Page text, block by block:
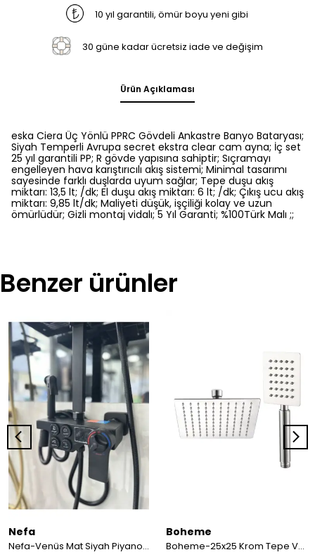
10 yıl garantili, ömür boyu yeni gibi
30 güne kadar ücretsiz iade ve değişim
Ürün Açıklaması
eska Ciera Üç Yönlü PPRC Gövdeli Ankastre Banyo Bataryası;
Siyah Temperli Avrupa secret ekstra clear cam ayna; İç set
25 yıl garantili PP; R gövde yapısına sahiptir; Sıçramayı
engelleyen hava karıştırıcılı akış sistemi; Minimal tasarımı
sayesinde farklı duşlarda uyum sağlar; Tepe duşu akış
miktarı: 13,5 lt; /dk; El duşu akış miktarı: 6 lt; /dk; Çıkış ucu akış
miktarı: 9,85 lt/dk; Maliyeti düşük, işçiliği kolay ve uzun
ömürlüdür; Gizli montaj vidalı; 5 Yıl Garanti; %100Türk Malı ;;
Benzer ürünler
Nefa
Nefa-Venüs Mat Siyah Piyano Tuşlu Dijital Göstergeli Duş Sistemi
Boheme
Boheme-25x25 Krom Tepe Ve El duşu